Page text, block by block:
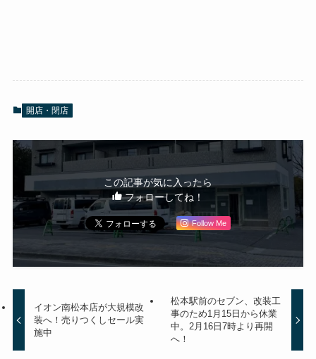
開店・閉店
この記事が気に入ったら
フォローしてね！
Follow Me
イオン南松本店が大規模改
装へ！売りつくしセール実
施中
松本駅前のセブン、改装工
事のため1月15日から休業
中。2月16日7時より再開
へ！